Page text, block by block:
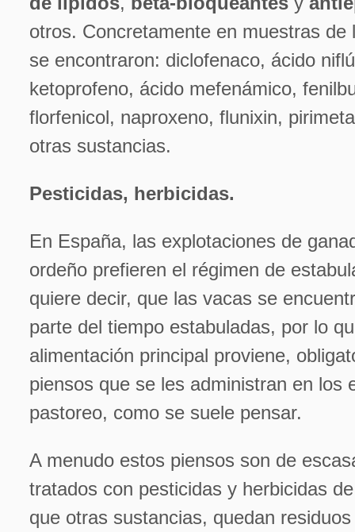
otros. Concretamente en muestras de
se encontraron: diclofenaco, ácido
ketoprofeno, ácido mefenámico,
florfenicol, naproxeno, flunixin,
otras sustancias.
Pesticidas, herbicidas.
En España, las explotaciones de
ordeño prefieren el régimen de
quiere decir, que las vacas se
parte del tiempo estabuladas, por lo
alimentación principal proviene,
piensos que se les administran en los
pastoreo, como se suele pensar.
A menudo estos piensos son de
tratados con pesticidas y herbicidas
que otras sustancias, quedan